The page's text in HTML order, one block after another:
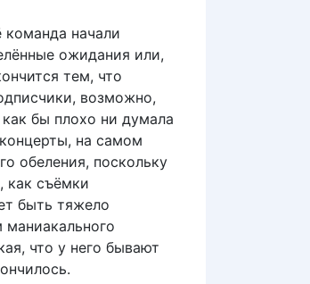
команда начали
ожидания или,
тем, что
возможно,
бы плохо ни думала
на самом
обеления, поскольку
как съёмки
быть тяжело
что у него бывают